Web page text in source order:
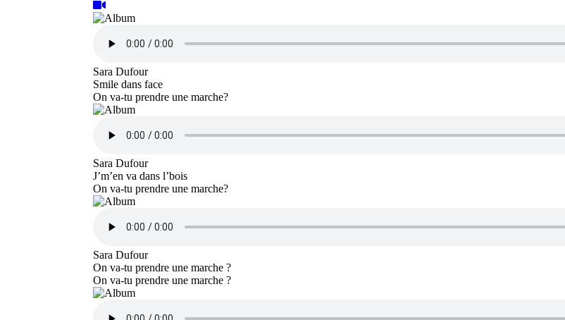
Sara Dufour
Smile dans face
On va-tu prendre une marche?
Sara Dufour
J’m’en va dans l’bois
On va-tu prendre une marche?
Sara Dufour
On va-tu prendre une marche ?
On va-tu prendre une marche ?